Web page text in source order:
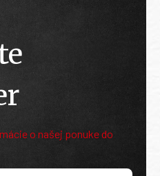
o našej ponuke do